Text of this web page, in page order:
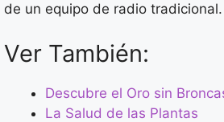
de un equipo de radio tradicional.
Ver También:
Descubre el Oro sin
La Salud de las Plantas